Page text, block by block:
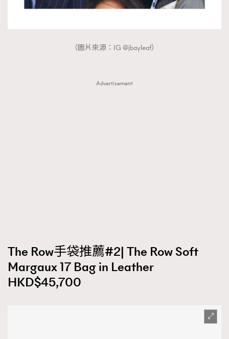
（圖片來源：IG @jbayleaf）
Advertisement
The Row手袋推薦#2| The Row Soft
Margaux 17 Bag in Leather
HKD$45,700